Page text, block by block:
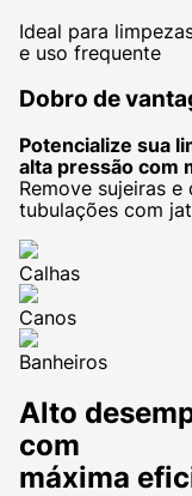
Ideal para
e uso frequente
Dobro de
Potencialize sua
alta pressão com
Remove sujeiras
tubulações com
Calhas
Canos
Banheiros
Alto
com
máxima